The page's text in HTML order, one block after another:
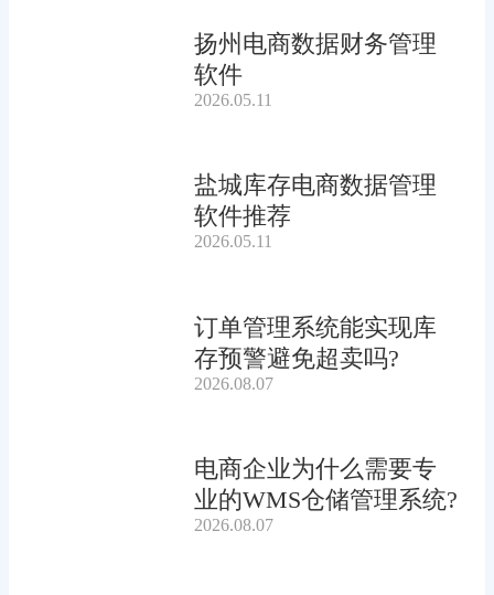
扬州电商数据财务管理
软件
2026.05.11
盐城库存电商数据管理
软件推荐
2026.05.11
订单管理系统能实现库
存预警避免超卖吗?
2026.08.07
电商企业为什么需要专
业的WMS仓储管理系统?
2026.08.07